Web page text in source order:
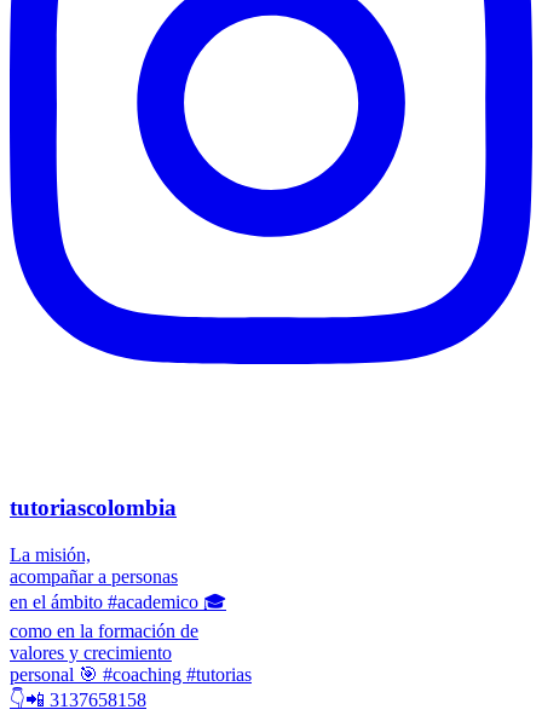
tutoriascolombia
La misión,
acompañar a personas
en el ámbito #academico 🎓
como en la formación de
valores y crecimiento
personal 🎯 #coaching #tutorias
👇📲 3137658158